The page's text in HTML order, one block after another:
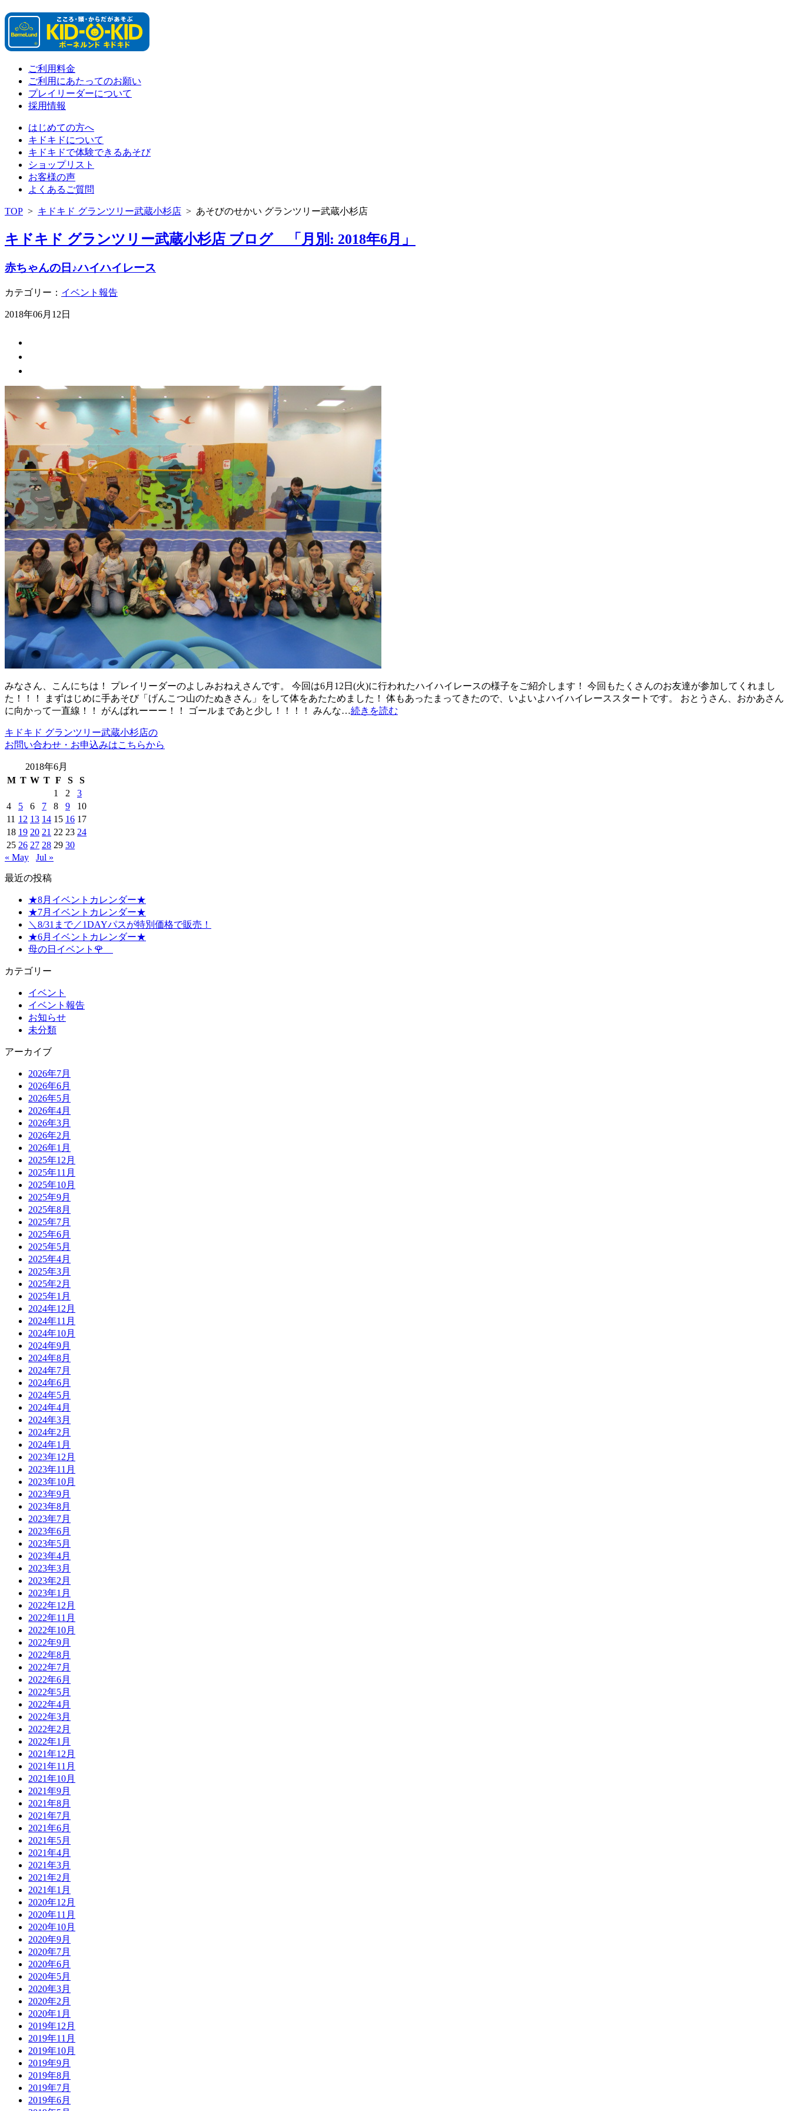
ご利用料金
ご利用にあたってのお願い
プレイリーダーについて
採用情報
はじめての方へ
キドキドについて
キドキドで体験できるあそび
ショップリスト
お客様の声
よくあるご質問
TOP > キドキド グランツリー武蔵小杉店 > あそびのせかい グランツリー武蔵小杉店
キドキド グランツリー武蔵小杉店 ブログ 「月別: 2018年6月」
赤ちゃんの日♪ハイハイレース
カテゴリー： イベント報告
2018年06月12日
みなさん、こんにちは！ プレイリーダーのよしみおねえさんです。 今回は6月12日(火)に行われたハイハイレースの様子をご紹介します！ 今回もたくさんのお友達が参加してくれまし
た！！！ まずはじめに手あそび「げんこつ山のたぬきさん」をして体をあたためました！ 体もあったまってきたので、いよいよハイハイレーススタートです。 おとうさん、おかあさん
に向かって一直線！！ がんばれーーー！！ ゴールまであと少し！！！！ みんな…続きを読む
キドキド グランツリー武蔵小杉店の
お問い合わせ・お申込みはこちらから
2018年6月
M T W T F S
S
1
2
3
4
5 6 7 8 9
10
11 12 13 14 15 16 17
18 19 20 21 22 23 24
25 26 27 28 29 30
« May
Jul »
最近の投稿
★8月イベントカレンダー★
★7月イベントカレンダー★
＼8/31まで／1DAYパスが特別価格で販売！
★6月イベントカレンダー★
母の日イベント🌹
カテゴリー
イベント
イベント報告
お知らせ
未分類
アーカイブ
2026年7月
2026年6月
2026年5月
2026年4月
2026年3月
2026年2月
2026年1月
2025年12月
2025年11月
2025年10月
2025年9月
2025年8月
2025年7月
2025年6月
2025年5月
2025年4月
2025年3月
2025年2月
2025年1月
2024年12月
2024年11月
2024年10月
2024年9月
2024年8月
2024年7月
2024年6月
2024年5月
2024年4月
2024年3月
2024年2月
2024年1月
2023年12月
2023年11月
2023年10月
2023年9月
2023年8月
2023年7月
2023年6月
2023年5月
2023年4月
2023年3月
2023年2月
2023年1月
2022年12月
2022年11月
2022年10月
2022年9月
2022年8月
2022年7月
2022年6月
2022年5月
2022年4月
2022年3月
2022年2月
2022年1月
2021年12月
2021年11月
2021年10月
2021年9月
2021年8月
2021年7月
2021年6月
2021年5月
2021年4月
2021年3月
2021年2月
2021年1月
2020年12月
2020年11月
2020年10月
2020年9月
2020年7月
2020年6月
2020年5月
2020年3月
2020年2月
2020年1月
2019年12月
2019年11月
2019年10月
2019年9月
2019年8月
2019年7月
2019年6月